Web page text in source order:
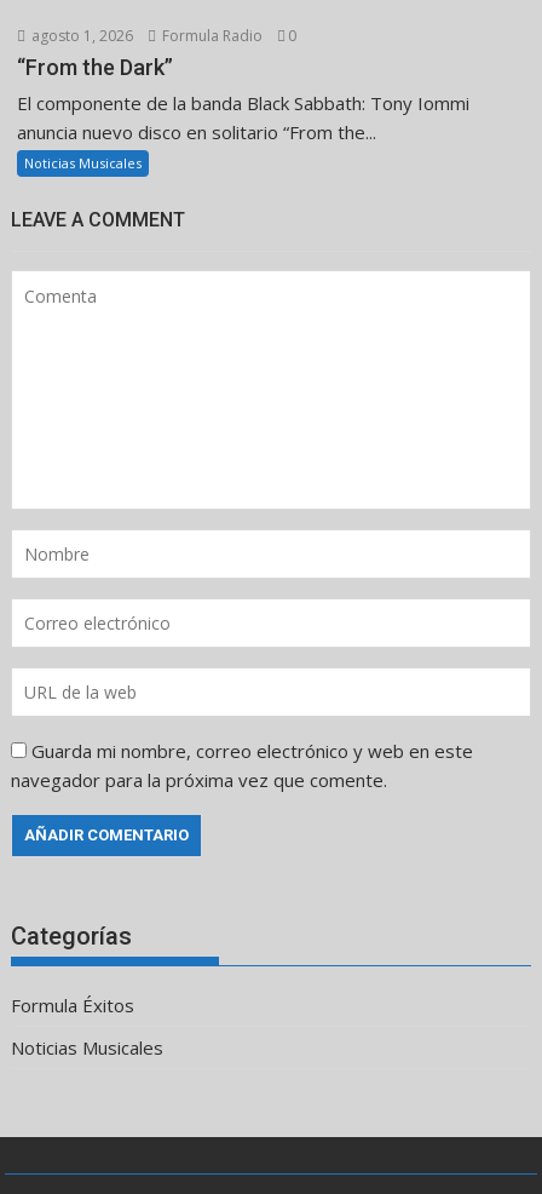
agosto 1, 2026 Formula Radio 0
“From the Dark”
El componente de la banda Black Sabbath: Tony Iommi
anuncia nuevo disco en solitario “From the...
Noticias Musicales
LEAVE A COMMENT
Guarda mi nombre, correo electrónico y web en este
navegador para la próxima vez que comente.
Categorías
Formula Éxitos
Noticias Musicales